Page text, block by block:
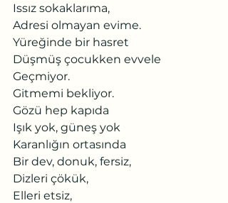
Issız sokaklarıma,
Adresi olmayan evime.
Yüreğinde bir hasret
Düşmüş çocukken evvele
Geçmiyor.
Gitmemi bekliyor.
Gözü hep kapıda
Işık yok, güneş yok
Karanlığın ortasında
Bir dev, donuk, fersiz,
Dizleri çökük,
Elleri etsiz,